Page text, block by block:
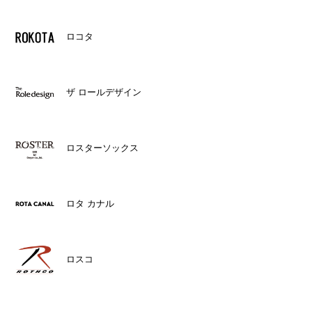
ロコタ
ザ ロールデザイン
ロスターソックス
ロタ カナル
ロスコ